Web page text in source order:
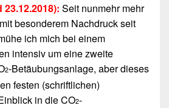
: Seit nunmehr mehr
besonderem Nachdruck seit
ich mich bei einem
intensiv um eine zweite
2-Betäubungsanlage, aber dieses
festen (schriftlichen)
in die CO2-